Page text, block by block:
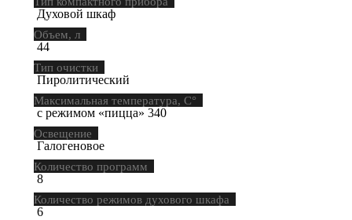
Духовой шкаф
Объем, л
44
Тип очистки
Пиролитический
Максимальная температура, С°
с режимом «пицца» 340
Освещение
Галогеновое
Количество программ
8
Количество режимов духового шкафа
6